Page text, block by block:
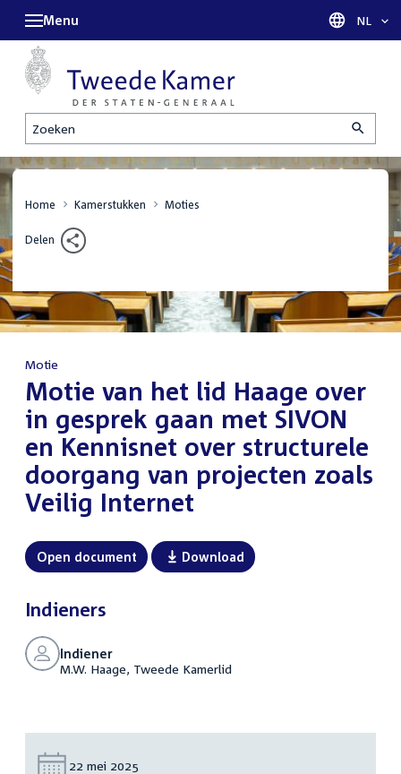
Zoeken
Menu Taal
NL
Home Kamerstukken Moties
Delen
Motie
:Motie van het lid Haage over
in gesprek gaan met SIVON
en Kennisnet over structurele
doorgang van projecten zoals
Veilig Internet
Open document Download
Indieners
Indiener
M.W. Haage, Tweede Kamerlid
Datum:
22 mei 2025